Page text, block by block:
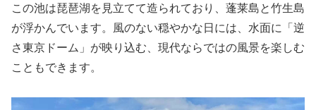
この池は琵琶湖を見立てて造られており、蓬莱島と竹生島
が浮かんでいます。風のない穏やかな日には、水面に「逆
さ東京ドーム」が映り込む、現代ならではの風景を楽しむ
こともできます。